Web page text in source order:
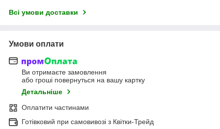
Всі умови доставки
Умови оплати
Ви отримаєте замовлення
або гроші повернуться на вашу картку
Детальніше
Оплатити частинами
Готівковий при самовивозі з Квітки-Трейд